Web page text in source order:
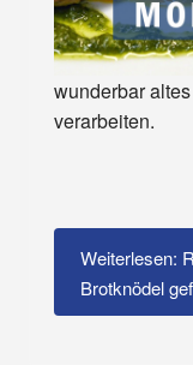
wunderbar
verarbeiten.
Weiterlesen:
Brotknödel